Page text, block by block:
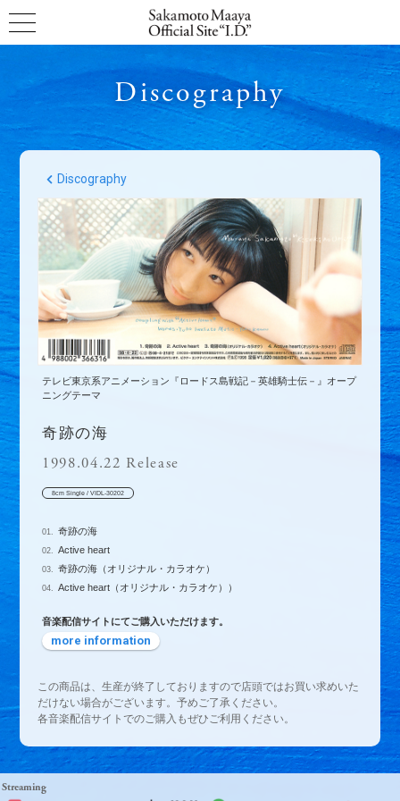
Discography
Discography
テレビ東京系アニメーション『ロードス島戦記－英雄騎士伝－』オープ
ニングテーマ
奇跡の海
1998.04.22 Release
8cm Single / VIDL-30202
01. 奇跡の海
02. Active heart
03. 奇跡の海（オリジナル・カラオケ）
04. Active heart（オリジナル・カラオケ））
音楽配信サイトにてご購入いただけます。
more information
この商品は、生産が終了しておりますので店頭ではお買い求めいた
だけない場合がございます。予めご了承ください。
各音楽配信サイトでのご購入もぜひご利用ください。
Streaming